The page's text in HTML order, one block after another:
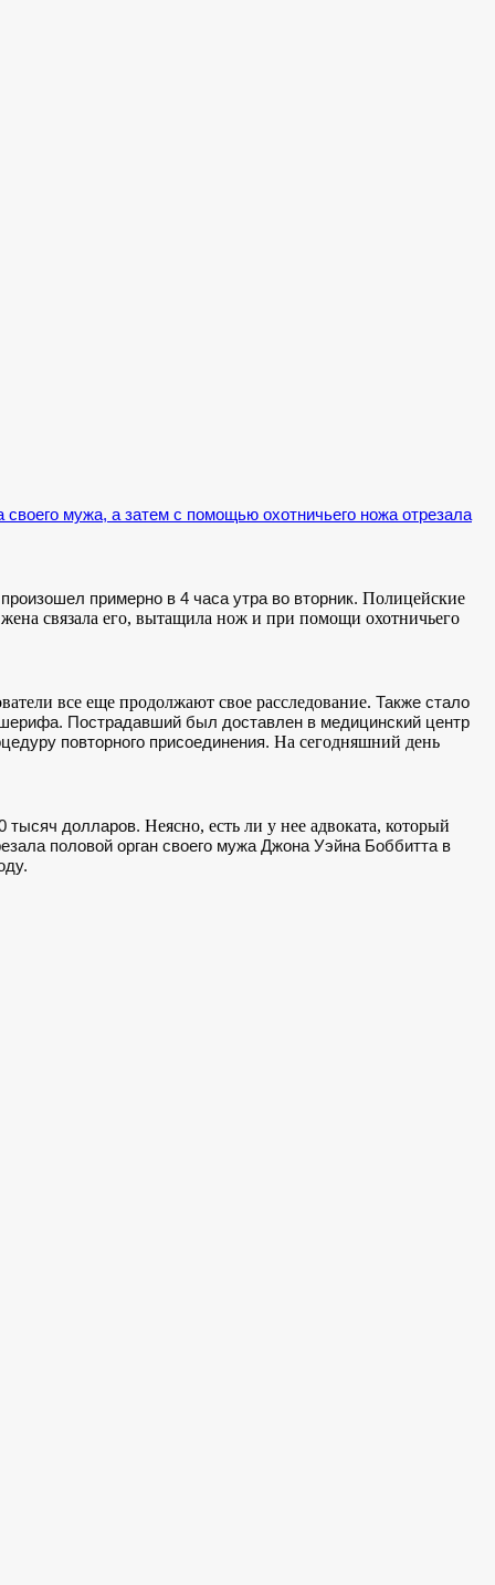
мужа, а затем с помощью охотничьего ножа отрезала
примерно в 4 часа утра во вторник. Полицейские
связала его, вытащила нож и при помощи охотничьего
все еще продолжают свое расследование. Также стало
Пострадавший был доставлен в медицинский центр
повторного присоединения. На сегодняшний день
тысяч долларов. Неясно, есть ли у нее адвоката, который
половой орган своего мужа Джона Уэйна Боббитта в